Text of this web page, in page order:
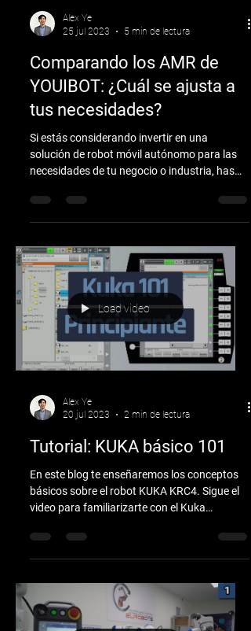
Alex Ye
25 jul 2023
5 min de lectura
Comparando los AMR de
YOUIBOT: ¿Cuál se ajusta a
tus necesidades?
solución de robot móvil autónomo para las
necesidades de tu negocio o industria, has
Load video
Alex Ye
Tutorial: KUKA básico 101
básicos sobre el robot KUKA KRC4. Sigue el
video para familiarizarte con el Kuka